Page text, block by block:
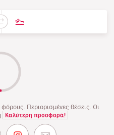
Περιορισμένες θέσεις. Οι
Καλύτερη προσφορά!